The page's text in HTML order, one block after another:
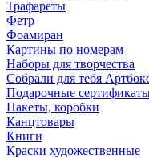
Трафареты
Фетр
Фоамиран
Картины по номерам
Наборы для творчества
Собрали для тебя
Подарочные
Пакеты, коробки
Канцтовары
Книги
Краски художественные